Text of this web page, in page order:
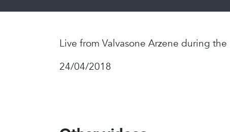
Live from Valvasone Arzene during the
24/04/2018